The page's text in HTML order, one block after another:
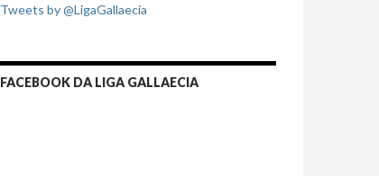
Tweets by @LigaGallaecia
FACEBOOK DA LIGA GALLAECIA